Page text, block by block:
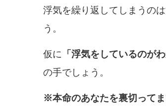
浮気を繰り返してしまうの
う。
仮に 「浮気をしているのが
の手でしょう。
※本命のあなたを裏切って